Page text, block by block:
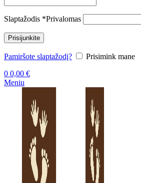
Slaptažodis *Privalomas
Prisijunkite
Pamiršote slaptažodį?
Prisimink mane
0 0,00 €
Meniu